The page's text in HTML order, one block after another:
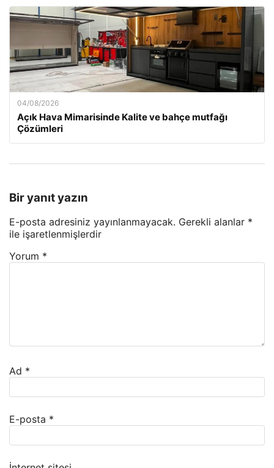
04/08/2026
Açık Hava Mimarisinde Kalite ve bahçe mutfağı
Çözümleri
Bir yanıt yazın
E-posta adresiniz yayınlanmayacak. Gerekli alanlar *
ile işaretlenmişlerdir
Yorum *
Ad *
E-posta *